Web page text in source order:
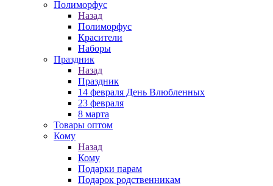
Полиморфус
Назад
Полиморфус
Красители
Наборы
Праздник
Назад
Праздник
14 февраля День Влюбленных
23 февраля
8 марта
Товары оптом
Кому
Назад
Кому
Подарки парам
Подарок родственникам